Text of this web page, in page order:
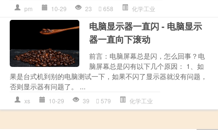
pm 10-29 23 658 化学工业
电脑显示器一直闪 - 电脑显示
器一直向下滚动
前言：电脑屏幕总是闪，怎么回事？电
脑屏幕总是闪有以下几个原因： 1、如
果是台式机到别的电脑测试一下，如果不闪了显示器就没有问题，
否则显示器有问题了。 ...
xs 10-29 39 579 化学工业